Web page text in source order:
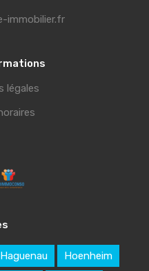
immobilier.fr
légales
Haguenau Hoenheim